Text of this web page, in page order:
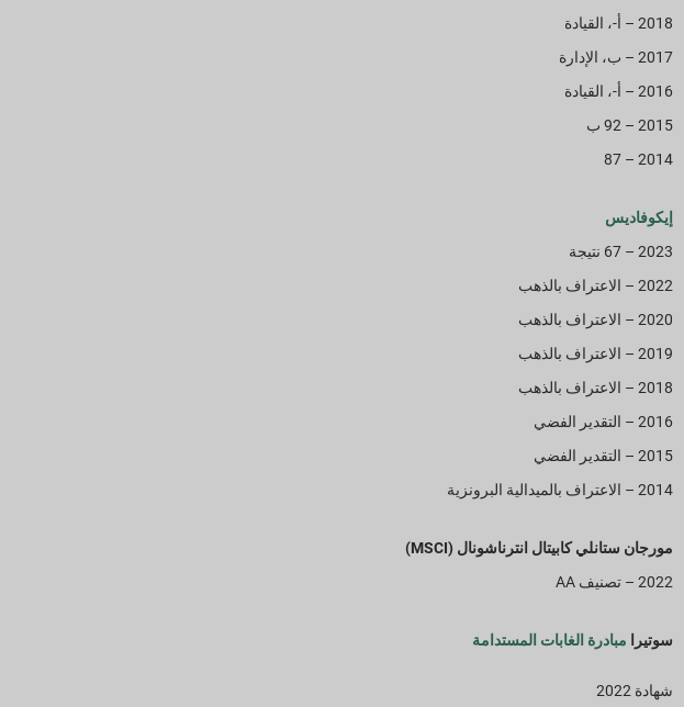
2018 – أ-، القيادة
2017 – ب، الإدارة
2016 – أ-، القيادة
2015 – 92 ب
2014 – 87
إيكوفاديس
2023 – 67 نتيجة
2022 – الاعتراف بالذهب
2020 – الاعتراف بالذهب
2019 – الاعتراف بالذهب
2018 – الاعتراف بالذهب
2016 – التقدير الفضي
2015 – التقدير الفضي
2014 – الاعتراف بالميدالية البرونزية
مورجان ستانلي كابيتال انترناشونال (MSCI)
2022 – تصنيف AA
سوتيرا مبادرة الغابات المستدامة
شهادة 2022